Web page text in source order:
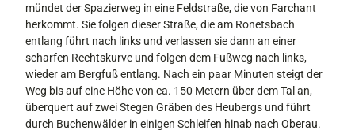
mündet der Spazierweg in eine Feldstraße, die von Farchant
herkommt. Sie folgen dieser Straße, die am Ronetsbach
entlang führt nach links und verlassen sie dann an einer
scharfen Rechtskurve und folgen dem Fußweg nach links,
wieder am Bergfuß entlang. Nach ein paar Minuten steigt der
Weg bis auf eine Höhe von ca. 150 Metern über dem Tal an,
überquert auf zwei Stegen Gräben des Heubergs und führt
durch Buchenwälder in einigen Schleifen hinab nach Oberau.